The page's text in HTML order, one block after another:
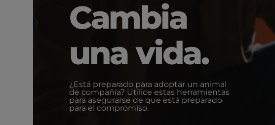
Cambia
una vida.
¿Está preparado para adoptar un animal
de compañía? Utilice estas herramientas
para asegurarse de que está preparado
para el compromiso.